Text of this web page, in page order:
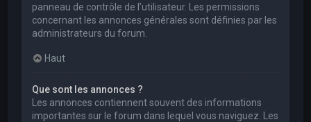
panneau de contrôle de l’utilisateur. Les permissions
concernant les annonces générales sont définies par les
administrateurs du forum.
Haut
Que sont les annonces ?
Les annonces contiennent souvent des informations
importantes sur le forum dans lequel vous naviguez. Les